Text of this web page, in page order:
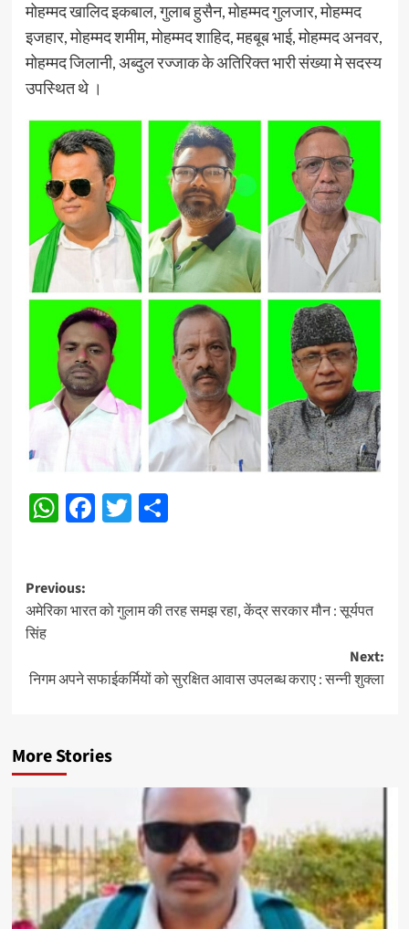
मोहम्मद खालिद इकबाल, गुलाब हुसैन, मोहम्मद गुलजार, मोहम्मद
इजहार, मोहम्मद शमीम, मोहम्मद शाहिद, महबूब भाई, मोहम्मद अनवर,
मोहम्मद जिलानी, अब्दुल रज्जाक के अतिरिक्त भारी संख्या मे सदस्य
उपस्थित थे ।
WhatsApp
Facebook
Twitter
Share
Post
navigation
Previous:
अमेरिका भारत को गुलाम की तरह समझ रहा, केंद्र सरकार मौन : सूर्यपत
सिंह
Next:
निगम अपने सफाईकर्मियों को सुरक्षित आवास उपलब्ध कराए : सन्नी शुक्ला
More Stories